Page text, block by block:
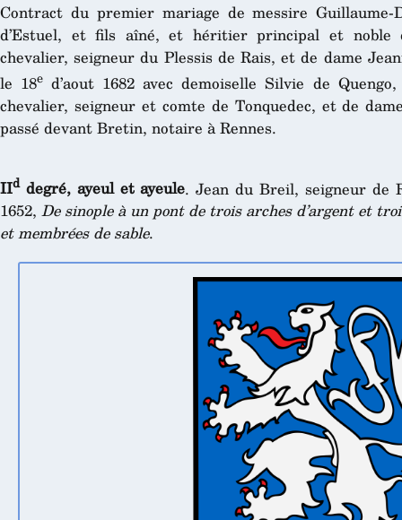
Contract du premier mariage de messire
d’Estuel, et fils aîné, et héritier principal et noble
chevalier, seigneur du Plessis de Rais, et de dame
le 18e d’aout 1682 avec demoiselle Silvie de
chevalier, seigneur et comte de Tonquedec, et de
passé devant Bretin, notaire à Rennes.
IIddegré, ayeul et ayeule. Jean du Breil, seigneur de
1652, De sinople à un pont de trois arches d’argent et
et membrées de sable.